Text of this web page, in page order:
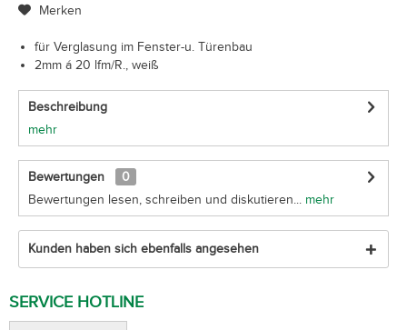
Merken
für Verglasung im Fenster-u. Türenbau
2mm á 20 lfm/R., weiß
Beschreibung
mehr
Bewertungen
0
Bewertungen lesen, schreiben und diskutieren... mehr
Kunden haben sich ebenfalls angesehen
SERVICE HOTLINE